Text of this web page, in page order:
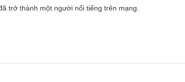
trở thành một người nổi tiếng trên mạng.